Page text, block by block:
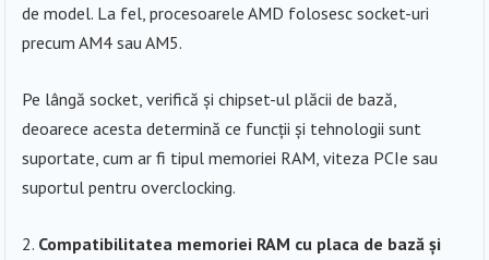
de model. La fel, procesoarele AMD folosesc socket-uri
precum AM4 sau AM5.
Pe lângă socket, verifică și chipset-ul plăcii de bază,
deoarece acesta determină ce funcții și tehnologii sunt
suportate, cum ar fi tipul memoriei RAM, viteza PCIe sau
suportul pentru overclocking.
Compatibilitatea memoriei RAM cu placa de bază și